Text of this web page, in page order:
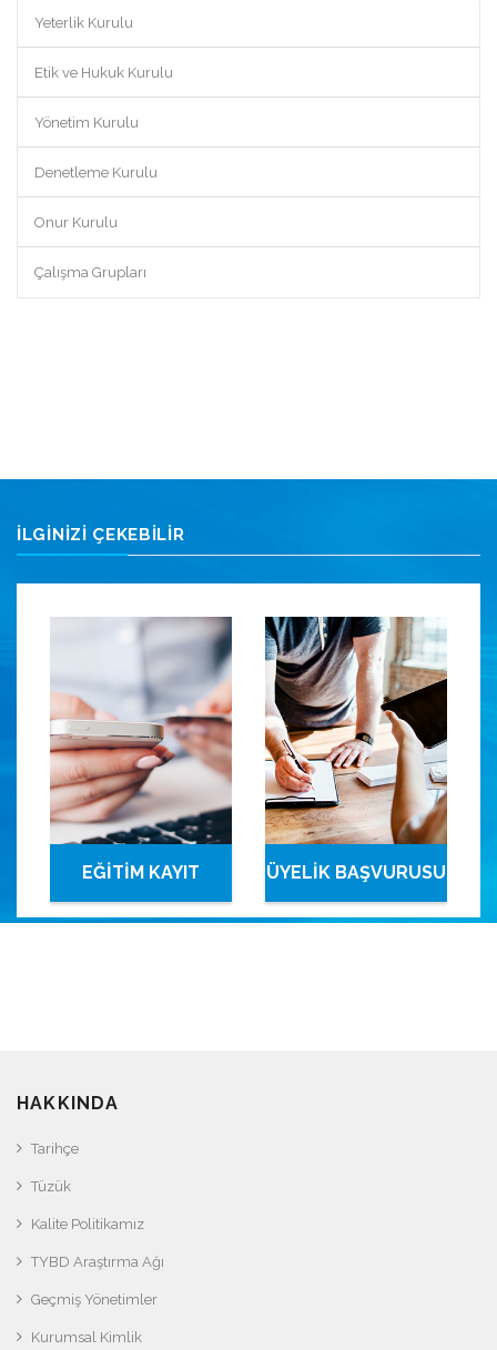
Yeterlik Kurulu
Etik ve Hukuk Kurulu
Yönetim Kurulu
Denetleme Kurulu
Onur Kurulu
Çalışma Grupları
İLGİNİZİ ÇEKEBİLİR
EĞİTİM KAYIT ÜYELİK BAŞVURUSU
HAKKINDA
Tarihçe
Tüzük
Kalite Politikamız
TYBD Araştırma Ağı
Geçmiş Yönetimler
Kurumsal Kimlik